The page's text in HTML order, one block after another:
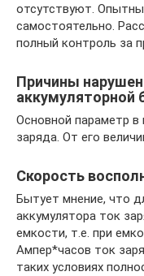
отсутствуют.
самостоятельно.
полный контроль за
Причины
аккумуляторной
Основной параметр
заряда. От его
Скорость
Бытует мнение, что
аккумулятора ток
емкости, т.е. при
Ампер*часов ток
таких условиях